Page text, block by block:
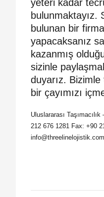
yeteri kadar
bulunmaktayız.
bulunan bir
yapacaksanız
kazanmış
sizinle
duyarız.
bir çayımızı
Uluslararası
212 676 1281 Fax: +90
info@threelinelojistik.com